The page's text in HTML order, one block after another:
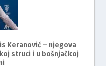
Keranović – njegova
struci i u bošnjačkoj